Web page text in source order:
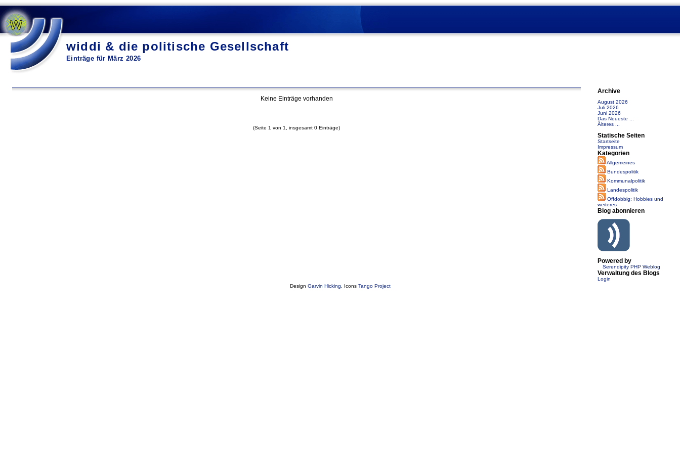
widdi & die politische Gesellschaft
Einträge für März 2026
Keine Einträge vorhanden
(Seite 1 von 1, insgesamt 0 Einträge)
Archive
August 2026
Juli 2026
Juni 2026
Das Neueste ...
Älteres ...
Statische Seiten
Startseite
Impressum
Kategorien
Allgemeines
Bundespolitik
Kommunalpolitik
Landespolitik
Offdobbig: Hobbies und
weiteres
Blog abonnieren
Powered by
Serendipity PHP Weblog
Verwaltung des Blogs
Login
Design Garvin Hicking , Icons Tango Project